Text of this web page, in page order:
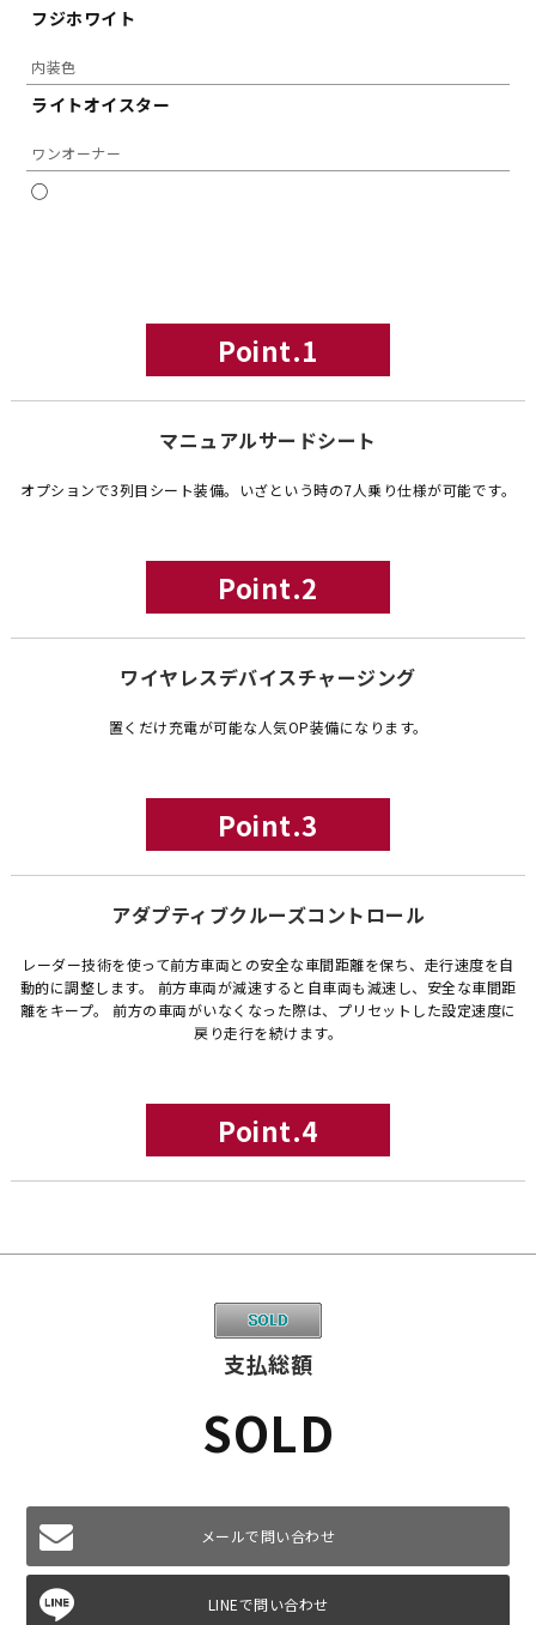
フジホワイト
内装色
ライトオイスター
ワンオーナー
◯
Point.1
マニュアルサードシート
オプションで3列目シート装備。いざという時の7人乗り仕様が可能です。
Point.2
ワイヤレスデバイスチャージング
置くだけ充電が可能な人気OP装備になります。
Point.3
アダプティブクルーズコントロール
レーダー技術を使って前方車両との安全な車間距離を保ち、走行速度を自
動的に調整します。 前方車両が減速すると自車両も減速し、安全な車間距
離をキープ。 前方の車両がいなくなった際は、プリセットした設定速度に
戻り走行を続けます。
Point.4
支払総額
SOLD
メールで問い合わせ